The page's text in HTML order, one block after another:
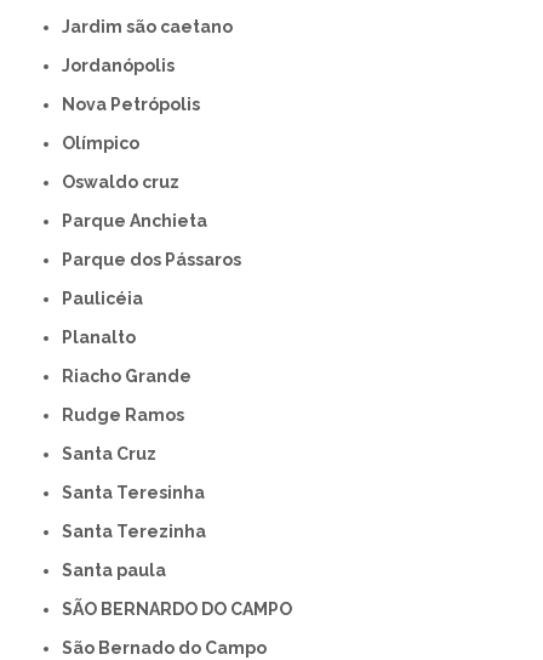
Jardim são caetano
Jordanópolis
Nova Petrópolis
Olímpico
Oswaldo cruz
Parque Anchieta
Parque dos Pássaros
Paulicéia
Planalto
Riacho Grande
Rudge Ramos
Santa Cruz
Santa Teresinha
Santa Terezinha
Santa paula
SÃO BERNARDO DO CAMPO
São Bernado do Campo